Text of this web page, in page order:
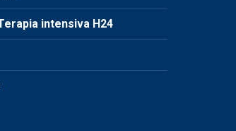
intensiva H24